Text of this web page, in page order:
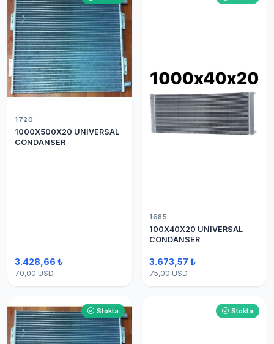
1720
1000X500X20 UNIVERSAL
CONDANSER
3.428,66 ₺
70,00 USD
1685
100X40X20 UNIVERSAL
CONDANSER
3.673,57 ₺
75,00 USD
Stokta Stokta